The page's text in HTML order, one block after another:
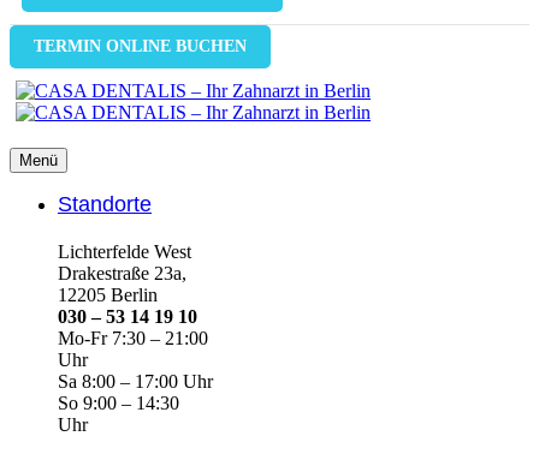
TERMIN ONLINE BUCHEN
Menü
Standorte
Lichterfelde West
Drakestraße 23a,
12205 Berlin
030 – 53 14 19 10
Mo-Fr 7:30 – 21:00
Uhr
Sa 8:00 – 17:00 Uhr
So 9:00 – 14:30
Uhr